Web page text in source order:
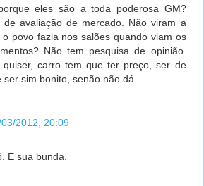
eles são a toda poderosa GM?
de avaliação de mercado. Não viram a
povo fazia nos salões quando viam os
Não tem pesquisa de opinião.
carro tem que ter preço, ser de
ser sim bonito, senão não dá.
2012, 20:09
E sua bunda.